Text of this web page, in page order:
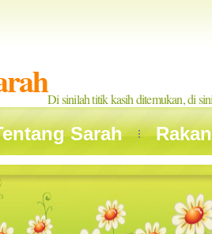
Di sinilah titik kasih ditemukan, di
Sarah